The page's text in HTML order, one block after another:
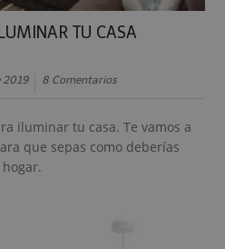
TU CASA
2019 8 Comentarios
iluminar tu casa. Te vamos a
que sepas como deberías